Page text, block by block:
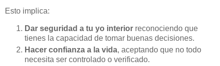
Esto implica:
Dar seguridad a tu yo interior reconociendo que
tienes la capacidad de tomar buenas decisiones.
Hacer confianza a la vida, aceptando que no todo
necesita ser controlado o verificado.